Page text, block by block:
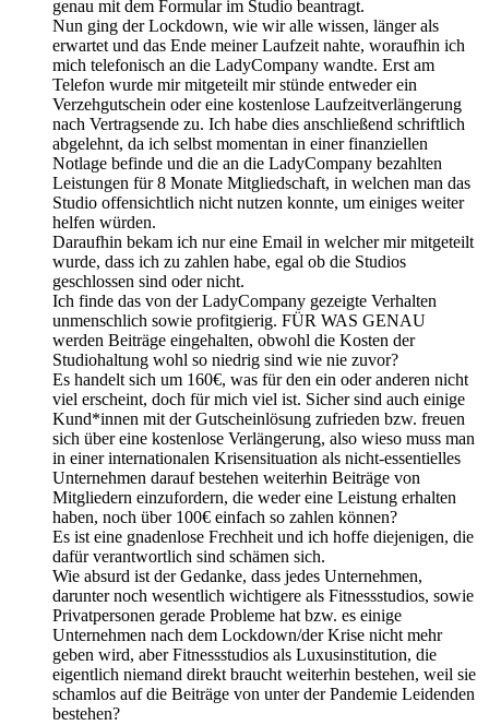
genau mit dem Formular im Studio beantragt.
Nun ging der Lockdown, wie wir alle wissen, länger als
erwartet und das Ende meiner Laufzeit nahte, woraufhin ich
mich telefonisch an die LadyCompany wandte. Erst am
Telefon wurde mir mitgeteilt mir stünde entweder ein
Verzehgutschein oder eine kostenlose Laufzeitverlängerung
nach Vertragsende zu. Ich habe dies anschließend schriftlich
abgelehnt, da ich selbst momentan in einer finanziellen
Notlage befinde und die an die LadyCompany bezahlten
Leistungen für 8 Monate Mitgliedschaft, in welchen man das
Studio offensichtlich nicht nutzen konnte, um einiges weiter
helfen würden.
Daraufhin bekam ich nur eine Email in welcher mir mitgeteilt
wurde, dass ich zu zahlen habe, egal ob die Studios
geschlossen sind oder nicht.
Ich finde das von der LadyCompany gezeigte Verhalten
unmenschlich sowie profitgierig. FÜR WAS GENAU
werden Beiträge eingehalten, obwohl die Kosten der
Studiohaltung wohl so niedrig sind wie nie zuvor?
Es handelt sich um 160€, was für den ein oder anderen nicht
viel erscheint, doch für mich viel ist. Sicher sind auch einige
Kund*innen mit der Gutscheinlösung zufrieden bzw. freuen
sich über eine kostenlose Verlängerung, also wieso muss man
in einer internationalen Krisensituation als nicht-essentielles
Unternehmen darauf bestehen weiterhin Beiträge von
Mitgliedern einzufordern, die weder eine Leistung erhalten
haben, noch über 100€ einfach so zahlen können?
Es ist eine gnadenlose Frechheit und ich hoffe diejenigen, die
dafür verantwortlich sind schämen sich.
Wie absurd ist der Gedanke, dass jedes Unternehmen,
darunter noch wesentlich wichtigere als Fitnessstudios, sowie
Privatpersonen gerade Probleme hat bzw. es einige
Unternehmen nach dem Lockdown/der Krise nicht mehr
geben wird, aber Fitnessstudios als Luxusinstitution, die
eigentlich niemand direkt braucht weiterhin bestehen, weil sie
schamlos auf die Beiträge von unter der Pandemie Leidenden
bestehen?